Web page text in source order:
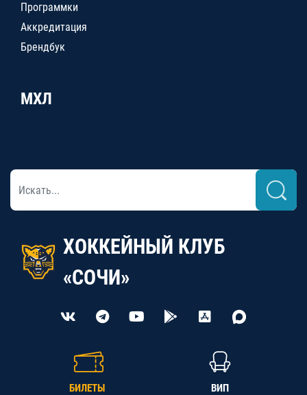
Программки
Аккредитация
Брендбук
МХЛ
ХОККЕЙНЫЙ КЛУБ
«СОЧИ»
БИЛЕТЫ ВИП